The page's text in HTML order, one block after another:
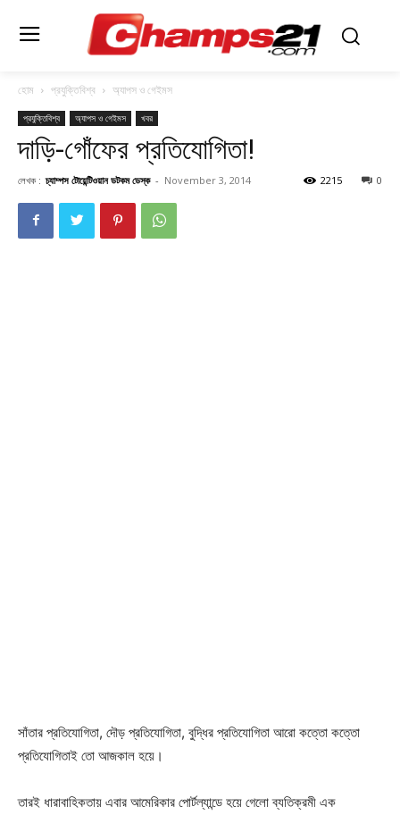
হোম প্রযুক্তিবিশ্ব অ্যাপস ও গেইমস
প্রযুক্তিবিশ্ব অ্যাপস ও গেইমস খবর
দাড়ি-গোঁফের প্রতিযোগিতা!
লেখক : চ্যাম্পস টোয়েন্টিওয়ান ডটকম ডেস্ক - November 3, 2014 0
2215
সাঁতার প্রতিযোগিতা, দৌড় প্রতিযোগিতা, বুদ্ধির প্রতিযোগিতা আরো কত্তো কত্তো
প্রতিযোগিতাই তো আজকাল হয়ে।
তারই ধারাবাহিকতায় এবার আমেরিকার পোর্টল্যান্ডে হয়ে গেলো ব্যতিক্রমী এক